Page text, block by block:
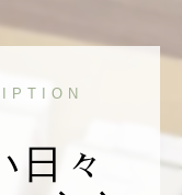
日々